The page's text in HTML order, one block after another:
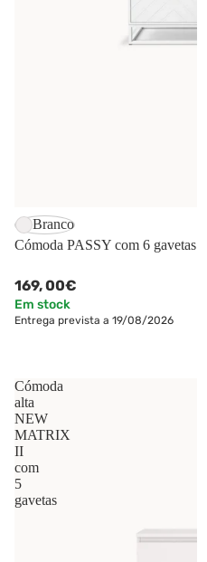
Branco
Cómoda PASSY com 6 gavetas
169,00€
Em stock
Entrega prevista a 19/08/2026
Cómoda
alta
NEW
MATRIX
II
com
5
gavetas